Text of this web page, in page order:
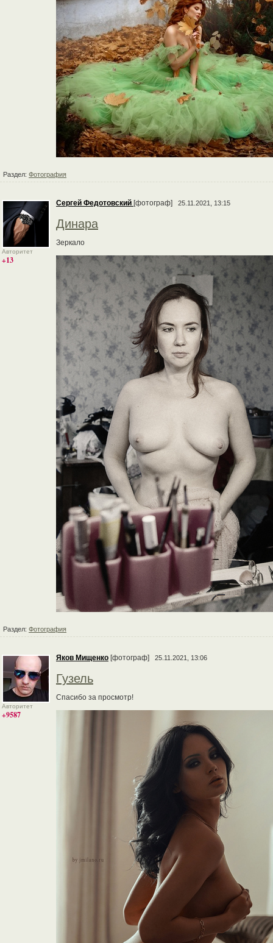
Раздел: Фотография
Авторитет
+13
Сергей Федотовский [фотограф] 25.11.2021, 13:15
Динара
Зеркало
Раздел: Фотография
Авторитет
+9587
Яков Мищенко [фотограф] 25.11.2021, 13:06
Гузель
Спасибо за просмотр!